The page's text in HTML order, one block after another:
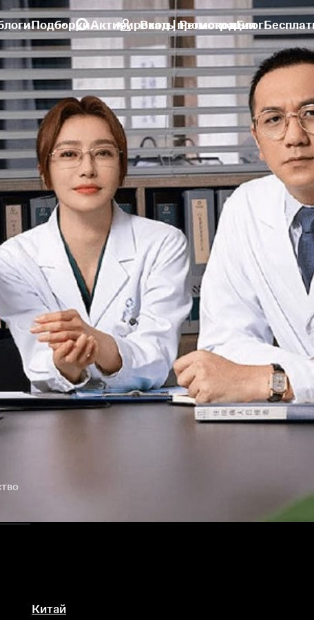
ПодборкиАктивировать промокодБлог
Вход | Регистрация
Китай